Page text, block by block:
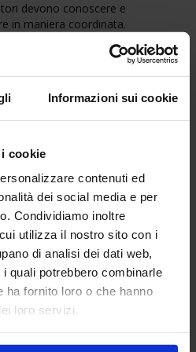
Informazioni sui cookie
cookie
contenuti ed
dei social media e per
Condividiamo inoltre
utilizza il nostro sito con i
di analisi dei dati web,
quali potrebbero combinarle
ha fornito loro o che hanno
loro servizi.
devono conoscere e
in maniera coordinata.
si occupava del proprio
la sua pianta o dettaglio), ora
tra più operatori che,
necessitano di schemi, regole
di un documento, il
di riferimento cui non si può
la nomenclatura
etc.
è il template di studio, che
impostazioni grafiche in base
di esportazione verso